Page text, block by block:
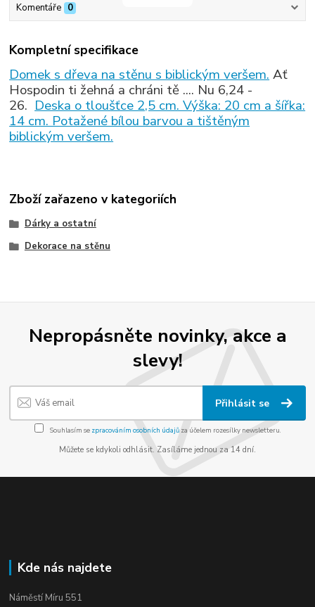
Komentáře 0
Kompletní specifikace
Domek s dřeva na stěnu s biblickým veršem.Ať
Hospodin ti žehná a chráni tě .... Nu 6,24 -
26.Deska o tloušťce 2,5 cm. Výška: 20 cm a šířka:
14 cm. Potažené bílou barvou a tištěným
biblickým veršem.
Zboží zařazeno v kategoriích
Dárky a ostatní
Dekorace na stěnu
Nepropásněte novinky, akce a
slevy!
Přihlásit se
Souhlasím se zpracováním osobních údajůza účelem rozesílky newsletteru.
Můžete se kdykoli odhlásit. Zasíláme jednou za 14 dní.
Kde nás najdete
Náměstí Míru 551